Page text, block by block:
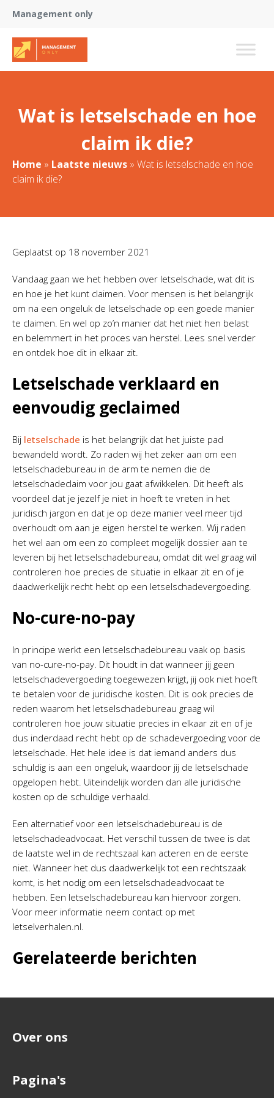
Management only
Wat is letselschade en hoe
claim ik die?
Home » Laatste nieuws » Wat is letselschade en hoe
claim ik die?
Geplaatst op 18 november 2021
Vandaag gaan we het hebben over letselschade, wat dit is
en hoe je het kunt claimen. Voor mensen is het belangrijk
om na een ongeluk de letselschade op een goede manier
te claimen. En wel op zo’n manier dat het niet hen belast
en belemmert in het proces van herstel. Lees snel verder
en ontdek hoe dit in elkaar zit.
Letselschade verklaard en
eenvoudig geclaimed
Bij letselschade is het belangrijk dat het juiste pad
bewandeld wordt. Zo raden wij het zeker aan om een
letselschadebureau in de arm te nemen die de
letselschadeclaim voor jou gaat afwikkelen. Dit heeft als
voordeel dat je jezelf je niet in hoeft te vreten in het
juridisch jargon en dat je op deze manier veel meer tijd
overhoudt om aan je eigen herstel te werken. Wij raden
het wel aan om een zo compleet mogelijk dossier aan te
leveren bij het letselschadebureau, omdat dit wel graag wil
controleren hoe precies de situatie in elkaar zit en of je
daadwerkelijk recht hebt op een letselschadevergoeding.
No-cure-no-pay
In principe werkt een letselschadebureau vaak op basis
van no-cure-no-pay. Dit houdt in dat wanneer jij geen
letselschadevergoeding toegewezen krijgt, jij ook niet hoeft
te betalen voor de juridische kosten. Dit is ook precies de
reden waarom het letselschadebureau graag wil
controleren hoe jouw situatie precies in elkaar zit en of je
dus inderdaad recht hebt op de schadevergoeding voor de
letselschade. Het hele idee is dat iemand anders dus
schuldig is aan een ongeluk, waardoor jij de letselschade
opgelopen hebt. Uiteindelijk worden dan alle juridische
kosten op de schuldige verhaald.
Een alternatief voor een letselschadebureau is de
letselschadeadvocaat. Het verschil tussen de twee is dat
de laatste wel in de rechtszaal kan acteren en de eerste
niet. Wanneer het dus daadwerkelijk tot een rechtszaak
komt, is het nodig om een letselschadeadvocaat te
hebben. Een letselschadebureau kan hiervoor zorgen.
Voor meer informatie neem contact op met
letselverhalen.nl.
Gerelateerde berichten
Over ons
Pagina's